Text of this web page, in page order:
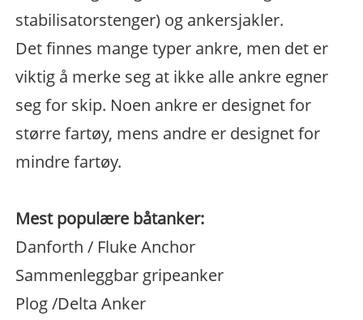
stabilisatorstenger) og ankersjakler.
Det finnes mange typer ankre, men det er
viktig å merke seg at ikke alle ankre egner
seg for skip. Noen ankre er designet for
større fartøy, mens andre er designet for
mindre fartøy.
Mest populære båtanker:
Danforth / Fluke Anchor
Sammenleggbar gripeanker
Plog /Delta Anker